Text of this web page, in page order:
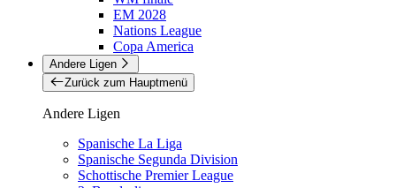
EM 2028
Nations League
Copa America
Andere Ligen
Zurück zum Hauptmenü
Andere Ligen
Spanische La Liga
Spanische Segunda Division
Schottische Premier League